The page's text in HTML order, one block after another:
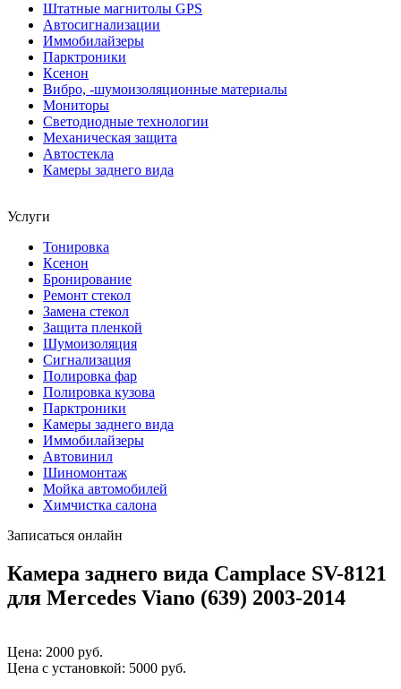
Штатные магнитолы GPS
Автосигнализации
Иммобилайзеры
Парктроники
Ксенон
Вибро, -шумоизоляционные материалы
Мониторы
Светодиодные технологии
Механическая защита
Автостекла
Камеры заднего вида
Услуги
Тонировка
Ксенон
Бронирование
Ремонт стекол
Замена стекол
Защита пленкой
Шумоизоляция
Сигнализация
Полировка фар
Полировка кузова
Парктроники
Камеры заднего вида
Иммобилайзеры
Автовинил
Шиномонтаж
Мойка автомобилей
Химчистка салона
Записаться онлайн
Камера заднего вида Camplace SV-8121
для Mercedes Viano (639) 2003-2014
Цена: 2000 руб.
Цена с установкой: 5000 руб.